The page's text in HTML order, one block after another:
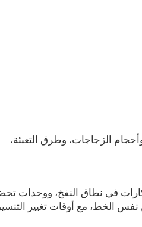
الزجاجات، وطرق التعبئة،
في نطاق النفخ، ووحدات
نفس الخط، مع أوقات تغيير